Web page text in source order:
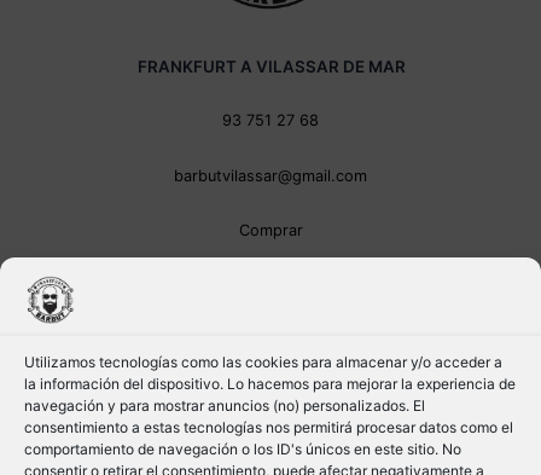
Utilizamos tecnologías como las cookies para almacenar y/o acceder a
la información del dispositivo. Lo hacemos para mejorar la experiencia de
navegación y para mostrar anuncios (no) personalizados. El
consentimiento a estas tecnologías nos permitirá procesar datos como el
comportamiento de navegación o los ID's únicos en este sitio. No
consentir o retirar el consentimiento, puede afectar negativamente a
FRANKFURT A VILASSAR DE MAR
93 751 27 68
barbutvilassar@gmail.com
Comprar